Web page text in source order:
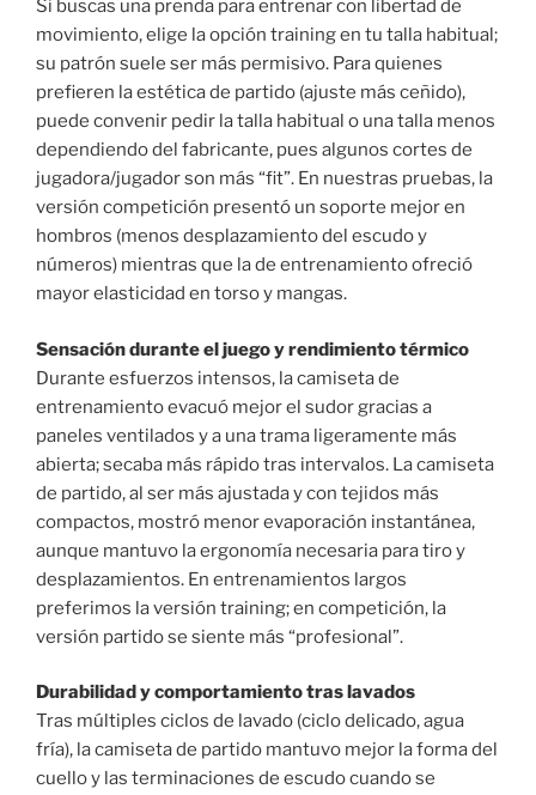
Si buscas una prenda para entrenar con libertad de
movimiento, elige la opción training en tu talla habitual;
su patrón suele ser más permisivo. Para quienes
prefieren la estética de partido (ajuste más ceñido),
puede convenir pedir la talla habitual o una talla menos
dependiendo del fabricante, pues algunos cortes de
jugadora/jugador son más “fit”. En nuestras pruebas, la
versión competición presentó un soporte mejor en
hombros (menos desplazamiento del escudo y
números) mientras que la de entrenamiento ofreció
mayor elasticidad en torso y mangas.
Sensación durante el juego y rendimiento térmico
Durante esfuerzos intensos, la camiseta de
entrenamiento evacuó mejor el sudor gracias a
paneles ventilados y a una trama ligeramente más
abierta; secaba más rápido tras intervalos. La camiseta
de partido, al ser más ajustada y con tejidos más
compactos, mostró menor evaporación instantánea,
aunque mantuvo la ergonomía necesaria para tiro y
desplazamientos. En entrenamientos largos
preferimos la versión training; en competición, la
versión partido se siente más “profesional”.
Durabilidad y comportamiento tras lavados
Tras múltiples ciclos de lavado (ciclo delicado, agua
fría), la camiseta de partido mantuvo mejor la forma del
cuello y las terminaciones de escudo cuando se